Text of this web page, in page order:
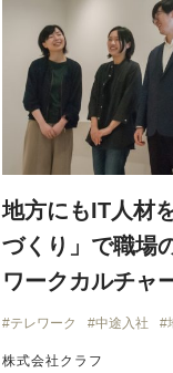
地方にもIT人材
づくり」で職場
ワークカルチャ
テレワーク 中途入社
株式会社クラフ